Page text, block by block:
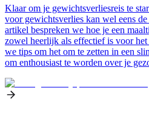
Klaar om je gewichtsverliesreis te
voor gewichtsverlies kan wel eens
artikel bespreken we hoe je een
zowel heerlijk als effectief is voor
we tips om het om te zetten in een
om enthousiast te worden over je